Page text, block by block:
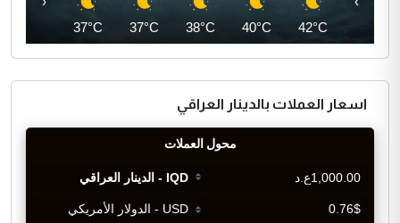
42°C
40°C
38°C
37°C
37°C
اسعار العملات بالدينار العراقي